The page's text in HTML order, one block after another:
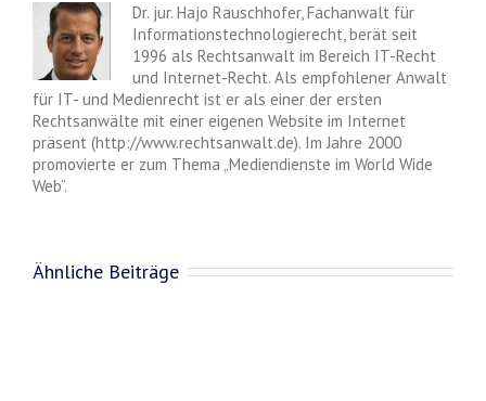
Dr. jur. Hajo Rauschhofer, Fachanwalt für
Informationstechnologierecht, berät seit
1996 als Rechtsanwalt im Bereich IT-Recht
und Internet-Recht. Als empfohlener Anwalt
für IT- und Medienrecht ist er als einer der ersten
Rechtsanwälte mit einer eigenen Website im Internet
präsent (http://www.rechtsanwalt.de). Im Jahre 2000
promovierte er zum Thema „Mediendienste im World Wide
Web“.
Ähnliche Beiträge